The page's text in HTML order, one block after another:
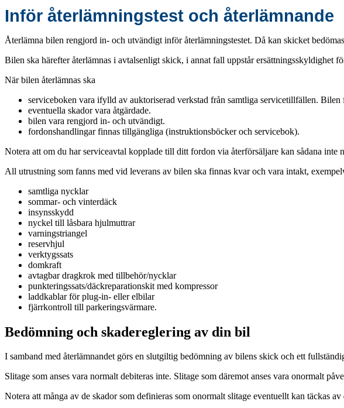
Inför återlämningstest och återlämnande
Återlämna bilen rengjord in- och utvändigt inför återlämningstestet. Då kan skicket
Bilen ska härefter återlämnas i avtalsenligt skick, i annat fall uppstår ersättningsskyldighet
När bilen återlämnas ska
serviceboken vara ifylld av auktoriserad verkstad från samtliga servicetillfällen.
eventuella skador vara åtgärdade.
bilen vara rengjord in- och utvändigt.
fordonshandlingar finnas tillgängliga (instruktionsböcker och servicebok).
Notera att om du har serviceavtal kopplade till ditt fordon via återförsäljare kan sådana inte
All utrustning som fanns med vid leverans av bilen ska finnas kvar och vara intakt,
samtliga nycklar
sommar- och vinterdäck
insynsskydd
nyckel till låsbara hjulmuttrar
varningstriangel
reservhjul
verktygssats
domkraft
avtagbar dragkrok med tillbehör/nycklar
punkteringssats/däckreparationskit med kompressor
laddkablar för plug-in- eller elbilar
fjärrkontroll till parkeringsvärmare.
Bedömning och skadereglering av din bil
I samband med återlämnandet görs en slutgiltig bedömning av bilens skick och ett
Slitage som anses vara normalt debiteras inte. Slitage som däremot anses vara onormalt
Notera att många av de skador som definieras som onormalt slitage eventuellt kan täckas